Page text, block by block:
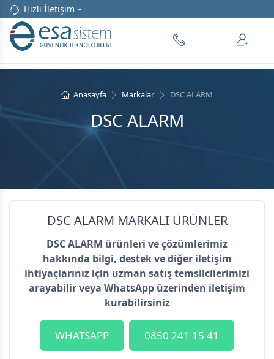
Hızlı İletişim
Anasayfa Markalar DSC ALARM
DSC ALARM
DSC ALARM MARKALI ÜRÜNLER
DSC ALARM ürünleri ve çözümlerimiz
hakkında bilgi, destek ve diğer iletişim
ihtiyaçlarınız için uzman satış temsilcilerimizi
arayabilir veya WhatsApp üzerinden iletişim
kurabilirsiniz
WHATSAPP 0850 241 15 41